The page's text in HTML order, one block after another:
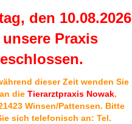
den 10.08.2026
Praxis
dieser Zeit wenden Sie
die Tierarztpraxis Nowak,
Winsen/Pattensen. Bitte
sich telefonisch an: Tel.